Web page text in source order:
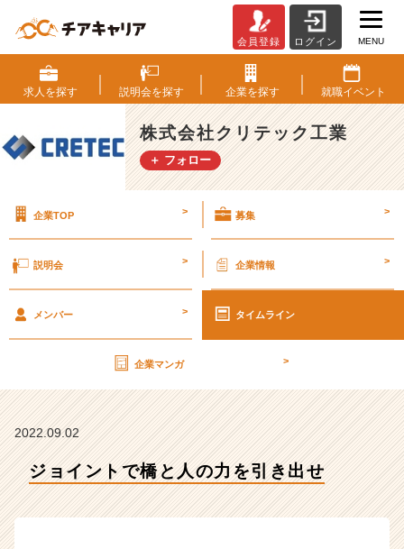
ョ
イ
ン
ト
で
橋
力
き
式
会
テ
ッ
工
会員登録 ログイン MENU
求人を探す 説明会を探す 企業を探す 就職イベント
株式会社クリテック工業
＋ フォロー
企業TOP > 募集 >
説明会 > 企業情報 >
メンバー > タイムライン
企業マンガ >
2022.09.02
ジョイントで橋と人の力を引き出せ